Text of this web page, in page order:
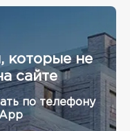
которые не
сайте
по телефону